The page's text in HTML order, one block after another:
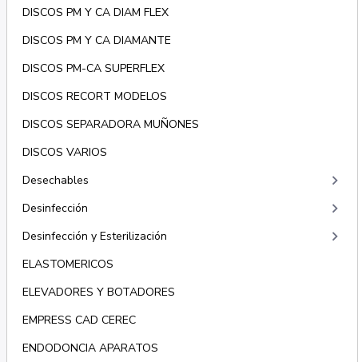
DISCOS PM Y CA DIAM FLEX
DISCOS PM Y CA DIAMANTE
DISCOS PM-CA SUPERFLEX
DISCOS RECORT MODELOS
DISCOS SEPARADORA MUÑONES
DISCOS VARIOS
Desechables
keyboard_arrow_right
Desinfección keyboard_arrow_right
Desinfección y Esterilización keyboard_arrow_right
ELASTOMERICOS
ELEVADORES Y BOTADORES
EMPRESS CAD CEREC
ENDODONCIA APARATOS